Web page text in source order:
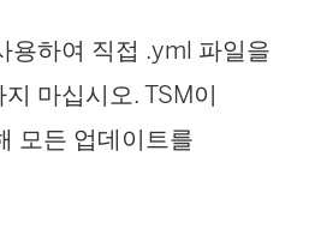
용하여 직접 .yml 파일을
마십시오. TSM이
모든 업데이트를